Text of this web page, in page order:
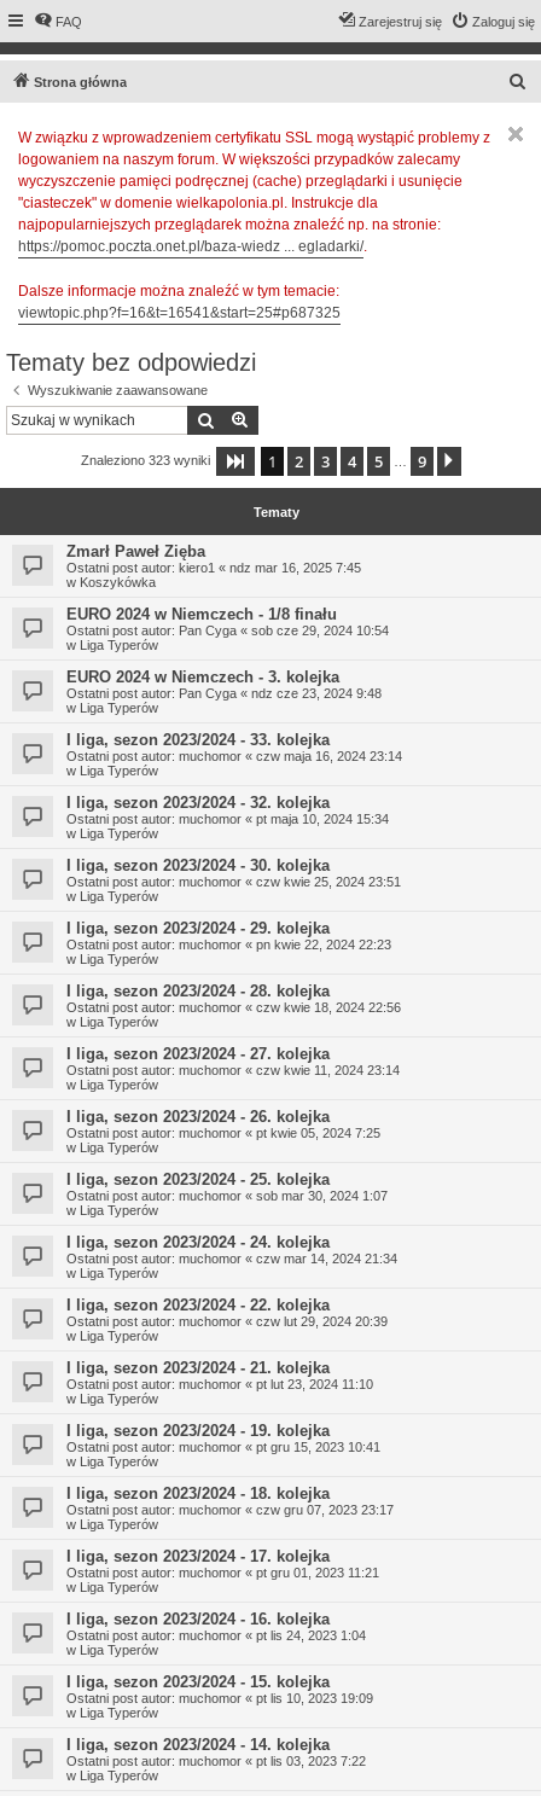
FAQ Zaloguj się
Zarejestruj się
Strona główna
W związku z wprowadzeniem certyfikatu SSL mogą wystąpić problemy z
logowaniem na naszym forum. W większości przypadków zalecamy
wyczyszczenie pamięci podręcznej (cache) przeglądarki i usunięcie
"ciasteczek" w domenie wielkapolonia.pl. Instrukcje dla
najpopularniejszych przeglądarek można znaleźć np. na stronie:
https://pomoc.poczta.onet.pl/baza-wiedz ... egladarki/.
Dalsze informacje można znaleźć w tym temacie:
viewtopic.php?f=16&t=16541&start=25#p687325
Tematy bez odpowiedzi
Wyszukiwanie zaawansowane
Szukaj
Znaleziono 323 wyniki Strona1 z9
1 2 3 4 5 9
Tematy
Zmarł Paweł Zięba
Ostatni post autor: kiero1 « ndz mar 16, 2025 7:45
w Koszykówka
EURO 2024 w Niemczech - 1/8 finału
Ostatni post autor: Pan Cyga « sob cze 29, 2024 10:54
w Liga Typerów
EURO 2024 w Niemczech - 3. kolejka
Ostatni post autor: Pan Cyga « ndz cze 23, 2024 9:48
w Liga Typerów
I liga, sezon 2023/2024 - 33. kolejka
Ostatni post autor: muchomor « czw maja 16, 2024 23:14
w Liga Typerów
I liga, sezon 2023/2024 - 32. kolejka
Ostatni post autor: muchomor « pt maja 10, 2024 15:34
w Liga Typerów
I liga, sezon 2023/2024 - 30. kolejka
Ostatni post autor: muchomor « czw kwie 25, 2024 23:51
w Liga Typerów
I liga, sezon 2023/2024 - 29. kolejka
Ostatni post autor: muchomor « pn kwie 22, 2024 22:23
w Liga Typerów
I liga, sezon 2023/2024 - 28. kolejka
Ostatni post autor: muchomor « czw kwie 18, 2024 22:56
w Liga Typerów
I liga, sezon 2023/2024 - 27. kolejka
Ostatni post autor: muchomor « czw kwie 11, 2024 23:14
w Liga Typerów
I liga, sezon 2023/2024 - 26. kolejka
Ostatni post autor: muchomor « pt kwie 05, 2024 7:25
w Liga Typerów
I liga, sezon 2023/2024 - 25. kolejka
Ostatni post autor: muchomor « sob mar 30, 2024 1:07
w Liga Typerów
I liga, sezon 2023/2024 - 24. kolejka
Ostatni post autor: muchomor « czw mar 14, 2024 21:34
w Liga Typerów
I liga, sezon 2023/2024 - 22. kolejka
Ostatni post autor: muchomor « czw lut 29, 2024 20:39
w Liga Typerów
I liga, sezon 2023/2024 - 21. kolejka
Ostatni post autor: muchomor « pt lut 23, 2024 11:10
w Liga Typerów
I liga, sezon 2023/2024 - 19. kolejka
Ostatni post autor: muchomor « pt gru 15, 2023 10:41
w Liga Typerów
I liga, sezon 2023/2024 - 18. kolejka
Ostatni post autor: muchomor « czw gru 07, 2023 23:17
w Liga Typerów
I liga, sezon 2023/2024 - 17. kolejka
Ostatni post autor: muchomor « pt gru 01, 2023 11:21
w Liga Typerów
I liga, sezon 2023/2024 - 16. kolejka
Ostatni post autor: muchomor « pt lis 24, 2023 1:04
w Liga Typerów
I liga, sezon 2023/2024 - 15. kolejka
Ostatni post autor: muchomor « pt lis 10, 2023 19:09
w Liga Typerów
I liga, sezon 2023/2024 - 14. kolejka
Ostatni post autor: muchomor « pt lis 03, 2023 7:22
w Liga Typerów